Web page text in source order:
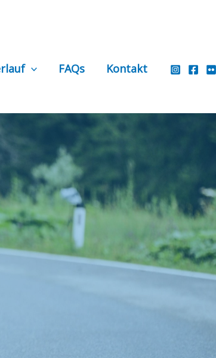
FAQs Kontakt